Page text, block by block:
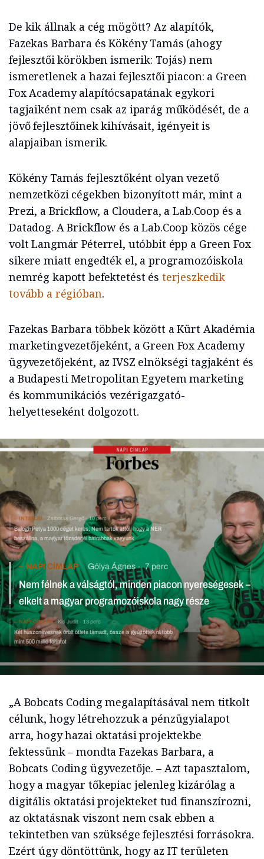
De kik állnak a cég mögött? Az alapítók,
Fazekas Barbara és Kökény Tamás (ahogy
fejlesztői körökben ismerik: Tojás) nem
ismeretlenek a hazai fejlesztői piacon: a Green
Fox Academy alapítócsapatának egykori
tagjaiként nem csak az iparág működését, de a
jövő fejlesztőinek kihívásait, igényeit is
alapjaiban ismerik.
Kökény Tamás fejlesztőként olyan vezető
nemzetközi cégekben bizonyított már, mint a
Prezi, a Brickflow, a Cloudera, a Lab.Coop és a
Datadog. A Brickflow és a Lab.Coop közös cége
volt Langmár Péterrel, utóbbit épp a Green Fox
sikere miatt engedték el, a programozóiskola
nemrég kapott befektetést és terjeszkedik
tovább a régióban.
Fazekas Barbara többek között a Kürt Akadémia
marketingvezetőjeként, a Green Fox Academy
ügyvezetőjeként, az IVSZ elnökségi tagjaként és
a Budapesti Metropolitan Egyetem marketing
és kommunikációs vezérigazgató-
helyetteseként dolgozott.
INTERJÚ Zsiborás Gergő 10 perc
Balogh Petya 1000 céget keres: Nem tartok attól, hogy a NER
beszállna, a magyar tőzsdénél bátrabbak vagyunk
NAPI CÍMLAP Gólya Ágnes 7 perc
Nem félnek a válságtól, minden piacon nyereségesek – elkelt a
magyar programozóiskola nagy része
NAPI CÍMLAP Kis Judit 13 perc
Két huszonévesnek őrült ötlete támadt, össze is
gyűjtöttek rá több mint 500 millió forintot
„A Bobcats Coding megalapításával nem titkolt
célunk, hogy létrehozzuk a pénzügyialapot
arra, hogy hazai oktatási projektekbe
fektessünk – mondta Fazekas Barbara, a
Bobcats Coding ügyvezetője. – Azt tapasztalom,
hogy a magyar tőkepiac jelenleg kizárólag a
digitális oktatási projekteket tud finanszírozni,
az oktatásnak viszont nem csak ebben a
tekintetben van szüksége fejlesztési forrásokra.
Ezért úgy döntöttünk, hogy az IT területen